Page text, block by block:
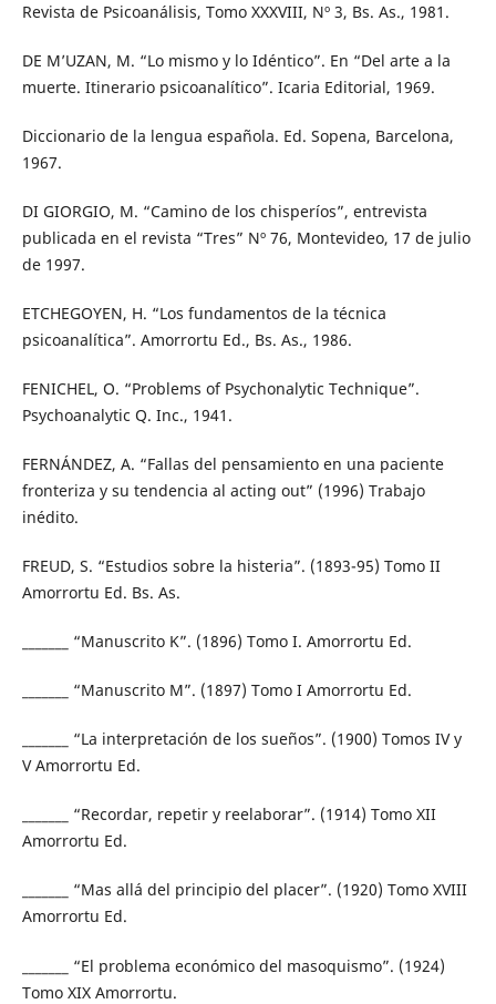
Revista de Psicoanálisis, Tomo XXXVIII, Nº 3, Bs. As., 1981.
DE M’UZAN, M. “Lo mismo y lo Idéntico”. En “Del arte a la
muerte. Itinerario psicoanalítico”. Icaria Editorial, 1969.
Diccionario de la lengua española. Ed. Sopena, Barcelona,
1967.
DI GIORGIO, M. “Camino de los chisperíos”, entrevista
publicada en el revista “Tres” Nº 76, Montevideo, 17 de julio
de 1997.
ETCHEGOYEN, H. “Los fundamentos de la técnica
psicoanalítica”. Amorrortu Ed., Bs. As., 1986.
FENICHEL, O. “Problems of Psychonalytic Technique”.
Psychoanalytic Q. Inc., 1941.
FERNÁNDEZ, A. “Fallas del pensamiento en una paciente
fronteriza y su tendencia al acting out” (1996) Trabajo
inédito.
FREUD, S. “Estudios sobre la histeria”. (1893-95) Tomo II
Amorrortu Ed. Bs. As.
_______ “Manuscrito K”. (1896) Tomo I. Amorrortu Ed.
_______ “Manuscrito M”. (1897) Tomo I Amorrortu Ed.
_______ “La interpretación de los sueños”. (1900) Tomos IV y
V Amorrortu Ed.
_______ “Recordar, repetir y reelaborar”. (1914) Tomo XII
Amorrortu Ed.
_______ “Mas allá del principio del placer”. (1920) Tomo XVIII
Amorrortu Ed.
_______ “El problema económico del masoquismo”. (1924)
Tomo XIX Amorrortu.